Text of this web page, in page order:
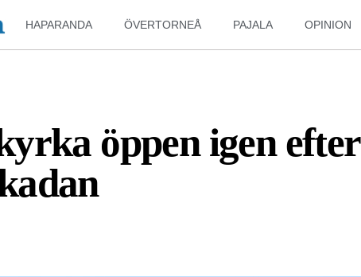
HAPARANDA ÖVERTORNEÅ PAJALA OPINION
öppen igen efter